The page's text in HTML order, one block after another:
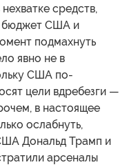
средств,
бюджет США и
подмахнуть
явно не в
США по-
цели вдребезги —
в настоящее
ослабнуть,
Дональд Трамп и
арсеналы